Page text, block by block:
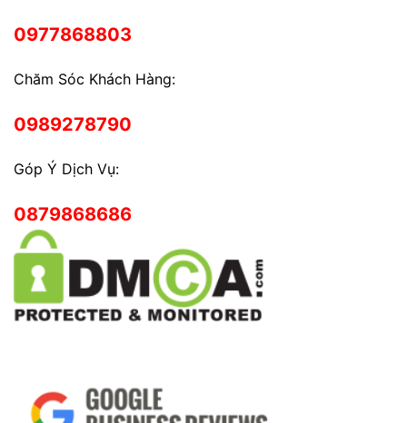
0977868803
Chăm Sóc Khách Hàng:
0989278790
Góp Ý Dịch Vụ:
0879868686